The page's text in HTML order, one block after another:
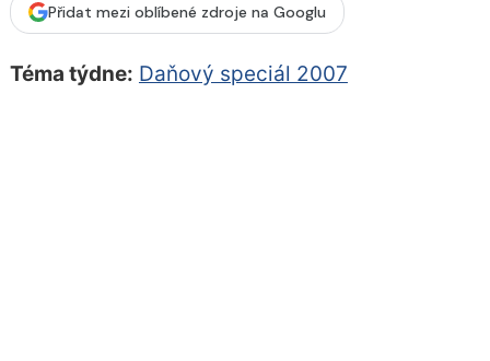
Přidat mezi oblíbené zdroje na Googlu
Téma týdne: Daňový speciál 2007